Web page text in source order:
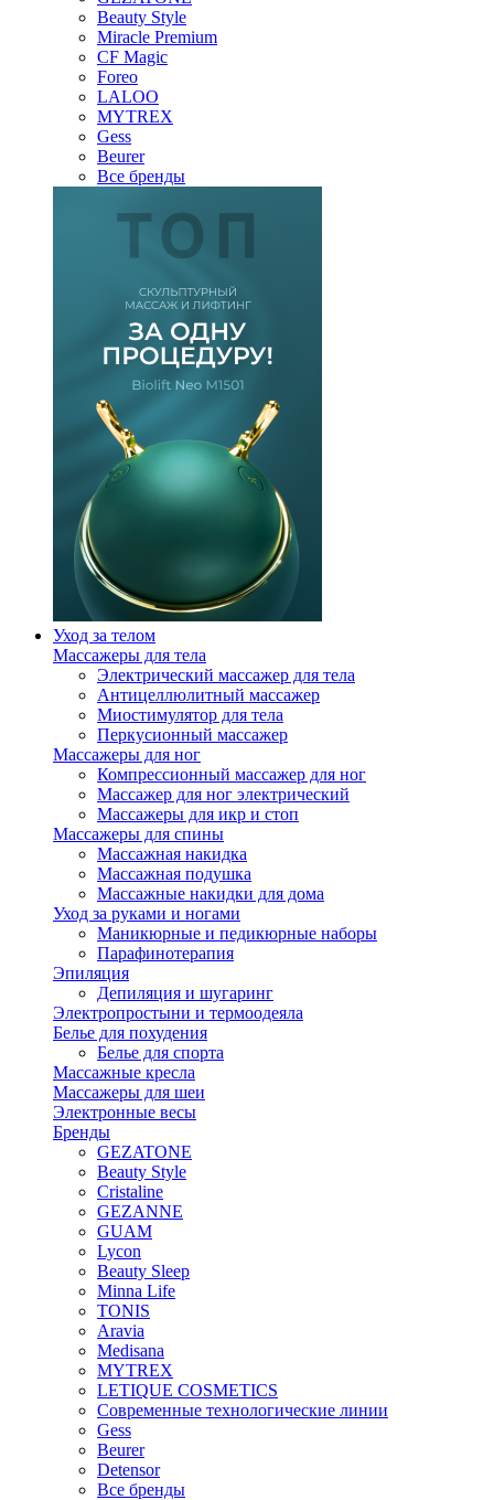
Beauty Style
Miracle Premium
CF Magic
Foreo
LALOO
MYTREX
Gess
Beurer
Все бренды
Уход за телом
Массажеры для тела
Электрический массажер для тела
Антицеллюлитный массажер
Миостимулятор для тела
Перкусионный массажер
Массажеры для ног
Компрессионный массажер для ног
Массажер для ног электрический
Массажеры для икр и стоп
Массажеры для спины
Массажная накидка
Массажная подушка
Массажные накидки для дома
Уход за руками и ногами
Маникюрные и педикюрные наборы
Парафинотерапия
Эпиляция
Депиляция и шугаринг
Электропростыни и термоодеяла
Белье для похудения
Белье для спорта
Массажные кресла
Массажеры для шеи
Электронные весы
Бренды
GEZATONE
Beauty Style
Cristaline
GEZANNE
GUAM
Lycon
Beauty Sleep
Minna Life
TONIS
Aravia
Medisana
MYTREX
LETIQUE COSMETICS
Современные технологические линии
Gess
Beurer
Detensor
Все бренды